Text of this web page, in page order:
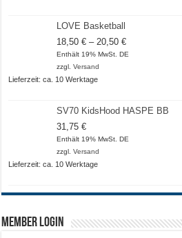
LOVE Basketball
18,50€ – 20,50€Preisspanne:
18,50 €
Enthält 19% MwSt. DE
zzgl.Versand
Lieferzeit: ca. 10 Werktage
SV70 KidsHood HASPE BB
31,75€
Enthält 19% MwSt. DE
zzgl.Versand
Lieferzeit: ca. 10 Werktage
Member Login